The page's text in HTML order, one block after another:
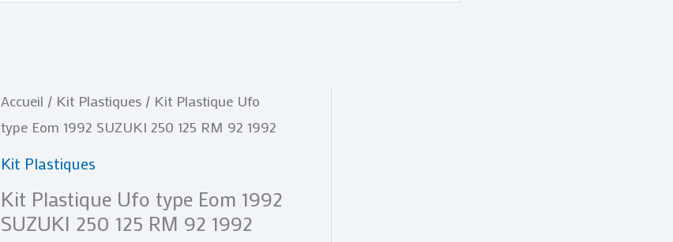
Accueil / Kit Plastiques/ Kit Plastique Ufo
type Eom 1992 SUZUKI 250 125 RM 92 1992
Kit Plastiques
Kit Plastique Ufo type Eom 1992
SUZUKI 250 125 RM 92 1992
quantité
de
Ufo
type